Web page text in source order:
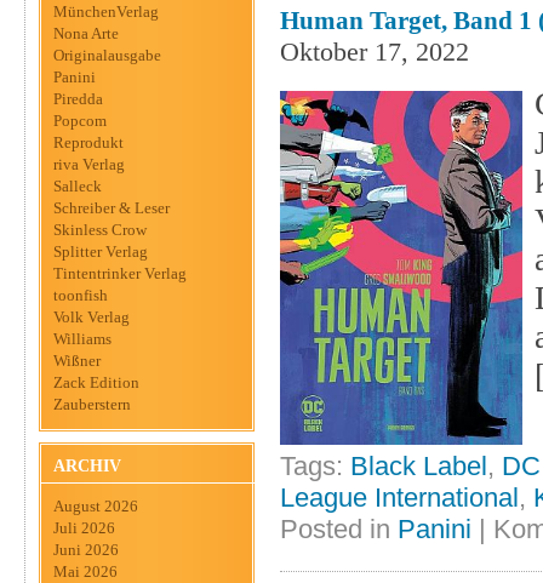
MünchenVerlag
Nona Arte
Originalausgabe
Panini
Piredda
Popcom
Reprodukt
riva Verlag
Salleck
Schreiber & Leser
Skinless Crow
Splitter Verlag
Tintentrinker Verlag
toonfish
Volk Verlag
Williams
Wißner
Zack Edition
Zauberstern
ARCHIV
August 2026
Juli 2026
Juni 2026
Mai 2026
Human Target, Band 1
Oktober 17, 2022
Tags: Black Label, DC
League International,
Posted in Panini |